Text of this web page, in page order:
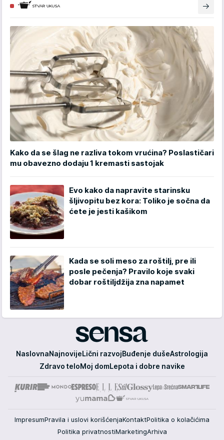
Kako da se šlag ne razliva tokom vrućina? Poslastičari
mu obavezno dodaju 1 kremasti sastojak
Evo kako da napravite starinsku
šljivopitu bez kora: Toliko je sočna da
ćete je jesti kašikom
Kada se soli meso za roštilj, pre ili
posle pečenja? Pravilo koje svaki
dobar roštiljdžija zna napamet
Sensa
NaslovnaNajnovijeLični razvojBuđenje dušeAstrologija
Zdravo teloMoj domLepota i dobre navike
ImpresumPravila i uslovi korišćenjaKontaktPolitika o kolačićima
Politika privatnostiMarketingArhiva